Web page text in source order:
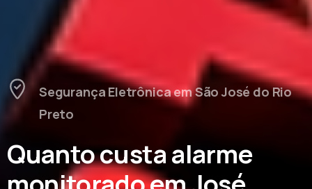
Segurança Eletrônica em São José do Rio
Preto
Quanto custa alarme